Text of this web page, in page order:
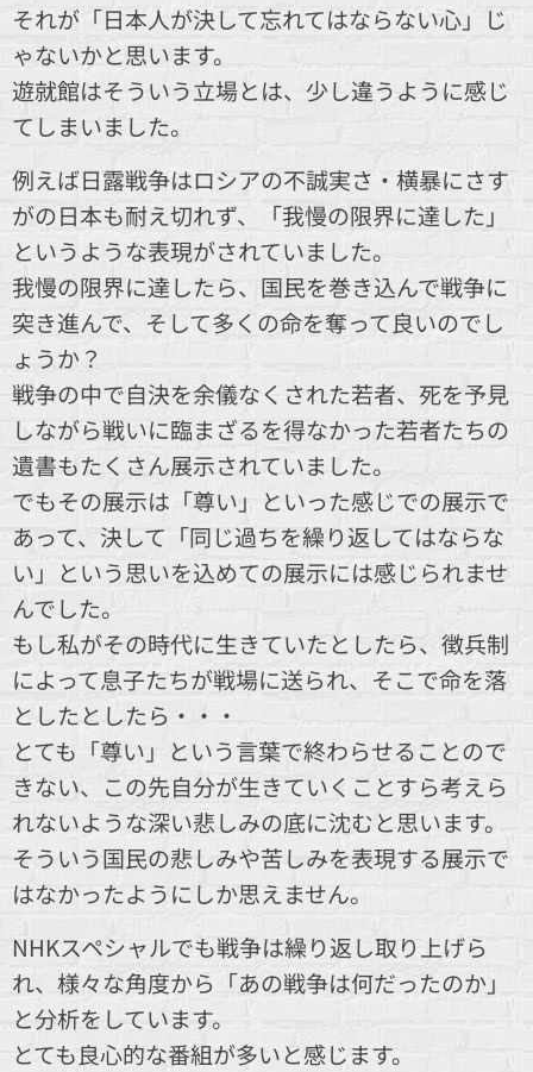
それが「日本人が決して忘れてはならない心」じ
ゃないかと思います。
遊就館はそういう立場とは、少し違うように感じ
てしまいました。
例えば日露戦争はロシアの不誠実さ・横暴にさす
がの日本も耐え切れず、「我慢の限界に達した」
というような表現がされていました。
我慢の限界に達したら、国民を巻き込んで戦争に
突き進んで、そして多くの命を奪って良いのでし
ょうか？
戦争の中で自決を余儀なくされた若者、死を予見
しながら戦いに臨まざるを得なかった若者たちの
遺書もたくさん展示されていました。
でもその展示は「尊い」といった感じでの展示で
あって、決して「同じ過ちを繰り返してはならな
い」という思いを込めての展示には感じられませ
んでした。
もし私がその時代に生きていたとしたら、徴兵制
によって息子たちが戦場に送られ、そこで命を落
としたとしたら・・・💦
とても「尊い」という言葉で終わらせることので
きない、この先自分が生きていくことすら考えら
れないような深い悲しみの底に沈むと思います。
そういう国民の悲しみや苦しみを表現する展示で
はなかったようにしか思えません。
NHKスペシャルでも戦争は繰り返し取り上げら
れ、様々な角度から「あの戦争は何だったのか」
と分析をしています。
とても良心的な番組が多いと感じます。